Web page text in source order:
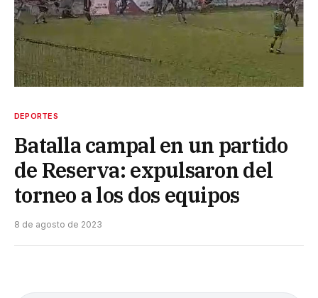
DEPORTES
Batalla campal en un partido
de Reserva: expulsaron del
torneo a los dos equipos
8 de agosto de 2023